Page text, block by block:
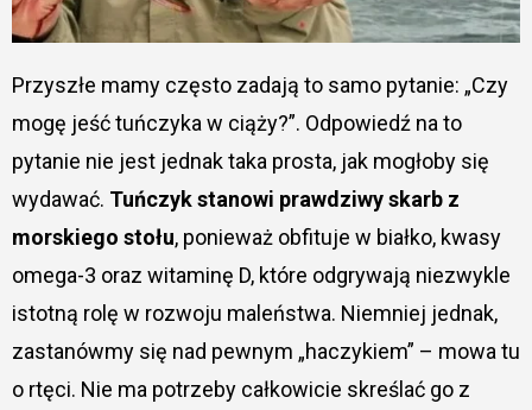
Przyszłe mamy często zadają to samo pytanie: „Czy
mogę jeść tuńczyka w ciąży?”. Odpowiedź na to
pytanie nie jest jednak taka prosta, jak mogłoby się
wydawać. Tuńczyk stanowi prawdziwy skarb z
morskiego stołu, ponieważ obfituje w białko, kwasy
omega-3 oraz witaminę D, które odgrywają niezwykle
istotną rolę w rozwoju maleństwa. Niemniej jednak,
zastanówmy się nad pewnym „haczykiem” – mowa tu
o rtęci. Nie ma potrzeby całkowicie skreślać go z